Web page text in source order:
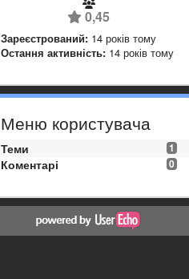
0,45
Зареєстрований: 14 років тому
Остання активність: 14 років тому
Меню користувача
1
Теми
0
Коментарі